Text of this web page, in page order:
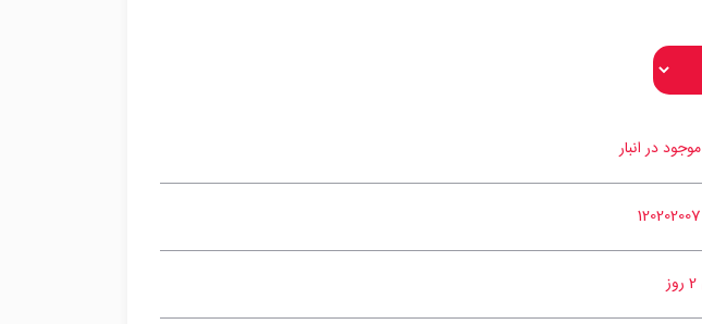
موجود در انبار
120202007